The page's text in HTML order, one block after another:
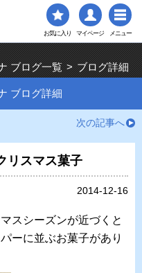
お気に入り マイページ メニュー
ブログ一覧 > ブログ詳細
ブログ詳細
次の記事へ
リスマス菓子
2014-12-16
スシーズンが近づくと
ーに並ぶお菓子があり